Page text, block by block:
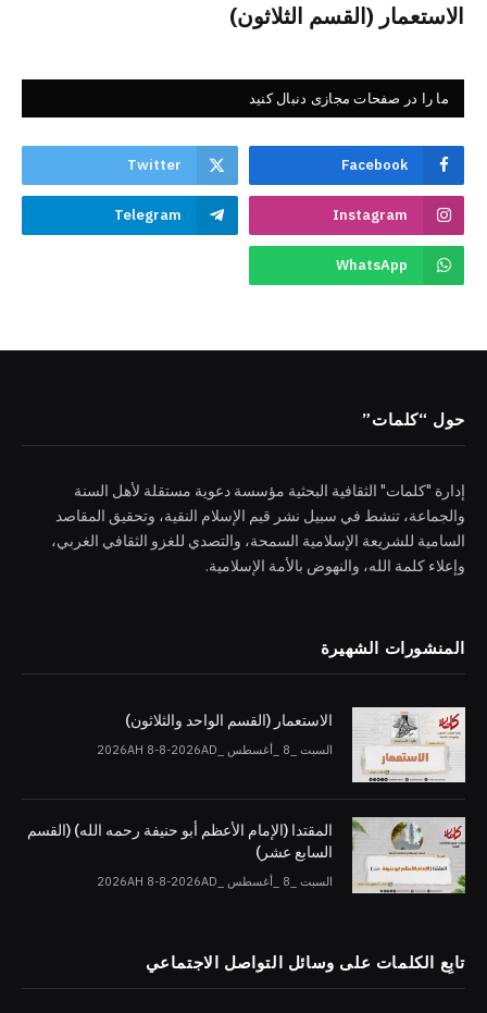
الاستعمار (القسم الثلاثون)
ما را در صفحات مجازی دنبال کنید
Facebook
Twitter
Instagram
Telegram
WhatsApp
حول “كلمات”
إدارة "كلمات" الثقافية البحثية مؤسسة دعوية مستقلة لأهل السنة
والجماعة، تنشط في سبيل نشر قيم الإسلام النقية، وتحقيق المقاصد
السامية للشريعة الإسلامية السمحة، والتصدي للغزو الثقافي الغربي،
وإعلاء كلمة الله، والنهوض بالأمة الإسلامية.
المنشورات الشهيرة
الاستعمار (القسم الواحد والثلاثون)
السبت _8 _أغسطس _2026AH 8-8-2026AD
المقتدا (الإمام الأعظم أبو حنيفة رحمه الله) (القسم
السابع عشر)
السبت _8 _أغسطس _2026AH 8-8-2026AD
تابِع الكلمات على وسائل التواصل الاجتماعي